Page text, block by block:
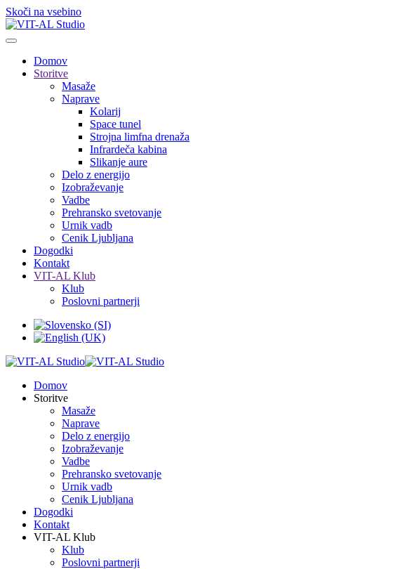
Skoči na vsebino
Domov
Storitve
Masaže
Naprave
Kolarij
Space tunel
Strojna limfna drenaža
Infrardeča kabina
Slikanje aure
Delo z energijo
Izobraževanje
Vadbe
Prehransko svetovanje
Urnik vadb
Cenik Ljubljana
Dogodki
Kontakt
VIT-AL Klub
Klub
Poslovni partnerji
Domov
Storitve
Masaže
Naprave
Delo z energijo
Izobraževanje
Vadbe
Prehransko svetovanje
Urnik vadb
Cenik Ljubljana
Dogodki
Kontakt
VIT-AL Klub
Klub
Poslovni partnerji